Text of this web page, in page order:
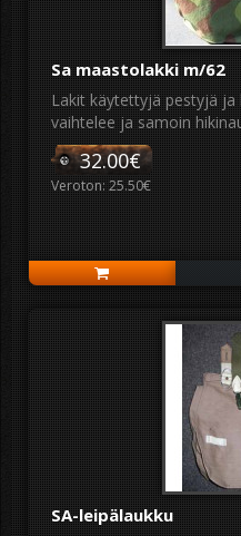
Sa maastolakki m/62
Lakit käytettyjä pestyjä ja
vaihtelee ja samoin
32.00€
Veroton: 25.50€
SA-leipälaukku